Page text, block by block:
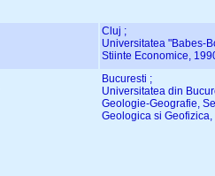
Cluj ;
Universitatea "Babes-
Stiinte Economice,
Bucuresti ;
Universitatea din
Geologie-Geografie,
Geologica si